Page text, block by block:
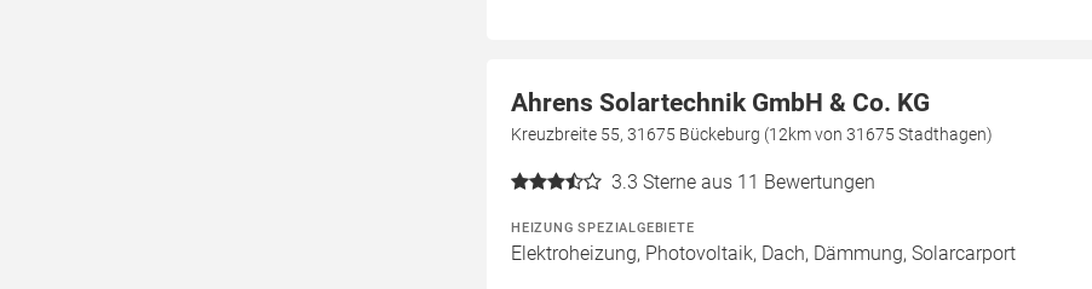
Ahrens Solartechnik GmbH & Co. KG
Kreuzbreite 55, 31675 Bückeburg (12km von 31675 Stadthagen)
3.3 Sterne aus 11 Bewertungen
HEIZUNG SPEZIALGEBIETE
Elektroheizung, Photovoltaik, Dach, Dämmung, Solarcarport